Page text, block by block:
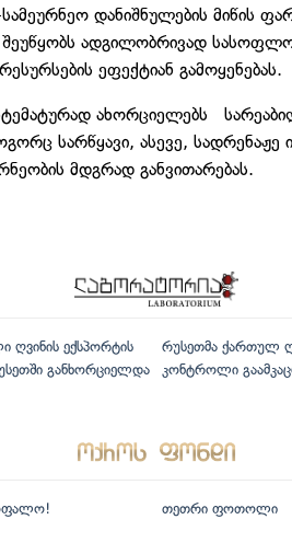
დანიშნულების მიწის
ადგილობრივად
ეფექტიან გამოყენებას.
ახორციელებს
სარწყავი, ასევე,
მდგრად განვითარებას.
ღვინის ექსპორტის
განხორციელდა
რუსეთმა ქართულ
კონტროლი
თეთრი ფოთოლი